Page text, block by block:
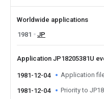
Worldwide applications
1981
JP
Application JP18205381U
1981-12-04 Application
1981-12-04 Priority to